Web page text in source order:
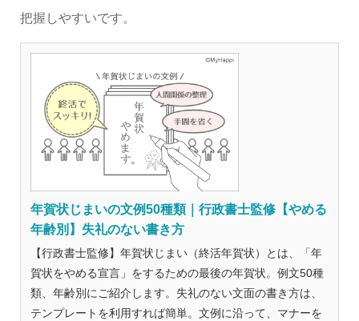
把握しやすいです。
年賀状じまいの文例50種類｜行政書士監修【やめる
年齢別】失礼のない書き方
【行政書士監修】年賀状じまい（終活年賀状）とは、「年
賀状をやめる宣言」をするための最後の年賀状。例文50種
類、年齢別にご紹介します。失礼のない文面の書き方は、
テンプレートを利用すれば簡単。文例に沿って、マナーを